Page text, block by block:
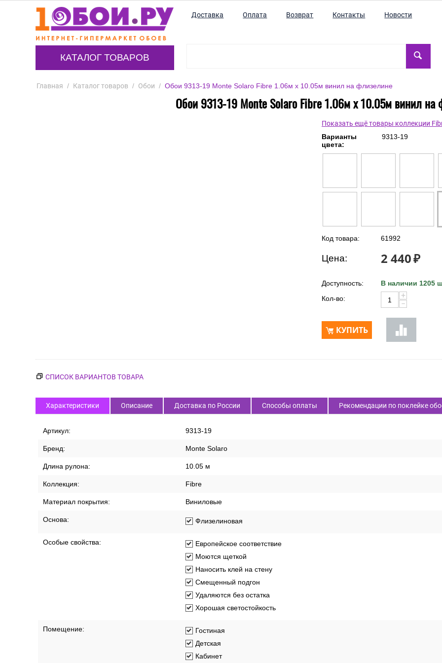
КАТАЛОГ ТОВАРОВ
Доставка Оплата Возврат Контакты Новости
Главная / Каталог товаров / Обои / Обои 9313-19 Monte Solaro Fibre 1.06м x 10.05м винил на флизелине
Обои 9313-19 Monte Solaro Fibre 1.06м x 10.05м винил на
Показать ещё товары коллекции
Варианты
цвета:
9313-19
Код товара: 61992
Цена: 2 440₽
Доступность:
В наличии 1205
Кол-во:
+
−
КУПИТЬ
СПИСОК ВАРИАНТОВ ТОВАРА
Характеристики Описание Доставка по России Способы оплаты Рекомендации по поклейке
Артикул: 9313-19
Бренд: Monte Solaro
Длина рулона: 10.05 м
Коллекция: Fibre
Материал покрытия: Виниловые
Основа: Флизелиновая
Особые свойства:
Европейское соответствие
Моются щеткой
Наносить клей на стену
Смещенный подгон
Удаляются без остатка
Хорошая светостойкость
Помещение:
Гостиная
Детская
Кабинет